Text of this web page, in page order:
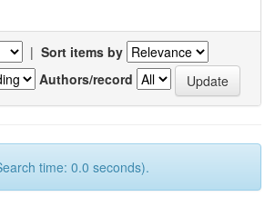
| Sort items by
Authors/record
time: 0.0 seconds).